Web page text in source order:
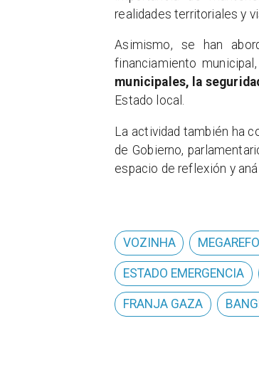
realidades territoriales y
Asimismo, se han
financiamiento
municipales, la
Estado local.
La actividad también ha
de Gobierno,
espacio de reflexión y
VOZINHA
ESTADO EMERGENCIA
FRANJA GAZA